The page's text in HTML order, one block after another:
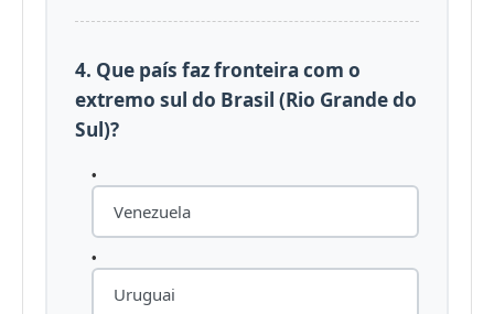
4. Que país faz fronteira com o
extremo sul do Brasil (Rio Grande do
Sul)?
Venezuela
Uruguai